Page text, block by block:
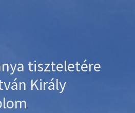
tiszteletére
Király